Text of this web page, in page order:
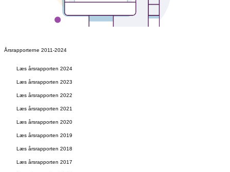
Årsrapporterne 2011-2024
Læs årsrapporten 2024
Læs årsrapporten 2023
Læs årsrapporten 2022
Læs årsrapporten 2021
Læs årsrapporten 2020
Læs årsrapporten 2019
Læs årsrapporten 2018
Læs årsrapporten 2017